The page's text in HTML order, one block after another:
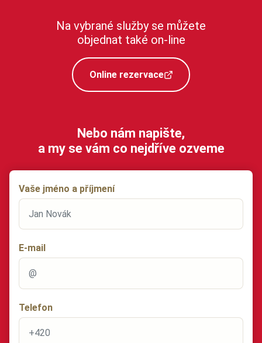
Na vybrané služby se můžete
objednat také on-line
Online rezervace
Nebo nám napište,
a my se vám co nejdříve ozveme
Vaše jméno a příjmení
E-mail
Telefon